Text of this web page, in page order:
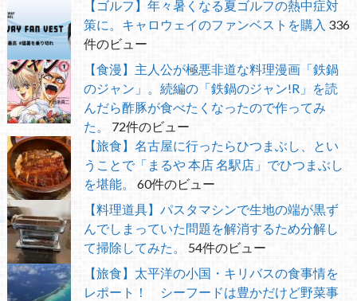
【ゴルフ】年々暑くなる夏ゴルフの熱中症対
策に。キャロウェイのファンベストを購入 336
件のビュー
【食漫】主人公が極悪非道な料理漫画「鉄鍋
のジャン」。続編の「鉄鍋のジャン!R」を読
んだら酢豚が食べたくなったので作ってみ
た。
72件のビュー
【旅食】名古屋に行ったらひつまぶし、とい
うことで「まるや 本店 名駅店」でひつまぶし
を堪能。
60件のビュー
【料理道具】パスタマシンで生地の端が黒ず
んでしまっていた問題を解消するため分解し
て掃除してみた。
54件のビュー
【旅食】太平洋の小国・キリバスの食事情を
レポート！ シーフードは豊かだけど野菜事